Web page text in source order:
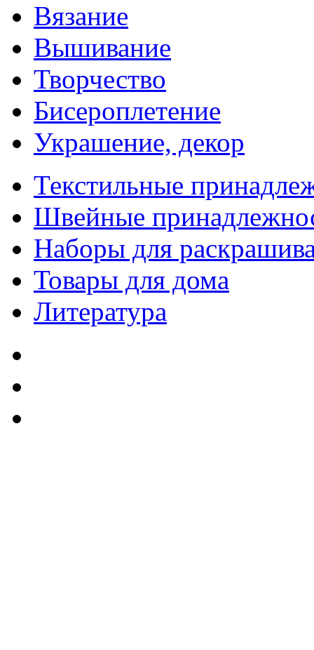
Вязание
Вышивание
Творчество
Бисероплетение
Украшение, декор
Текстильные
Швейные
Наборы для
Товары для дома
Литература